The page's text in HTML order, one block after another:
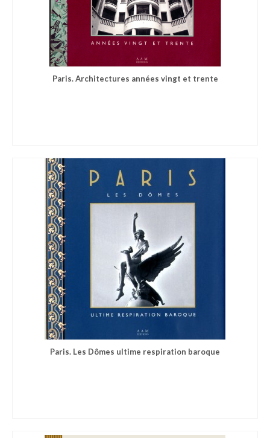
Paris. Architectures années vingt et trente
Paris. Les Dômes ultime respiration baroque